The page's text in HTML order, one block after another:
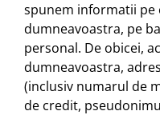
spunem informatii pe
dumneavoastra, pe
personal. De obicei,
dumneavoastra,
(inclusiv numarul de
de credit,